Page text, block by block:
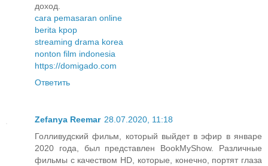
доход.
cara pemasaran online
berita kpop
streaming drama korea
nonton film indonesia
https://domigado.com
Ответить
Zefanya Reemar 28.07.2020, 11:18
Голливудский фильм, который выйдет в эфир в январе
2020 года, был представлен BookMyShow. Различные
фильмы с качеством HD, которые, конечно, портят глаза